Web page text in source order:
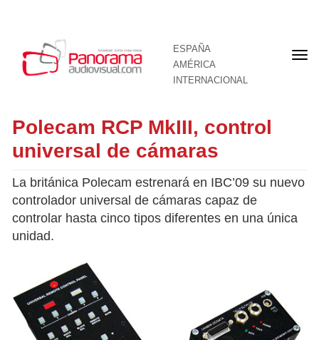
ESPAÑA
AMÉRICA
INTERNACIONAL
Polecam RCP MkIII, control
universal de cámaras
La británica Polecam estrenará en IBC’09 su nuevo
controlador universal de cámaras capaz de
controlar hasta cinco tipos diferentes en una única
unidad.